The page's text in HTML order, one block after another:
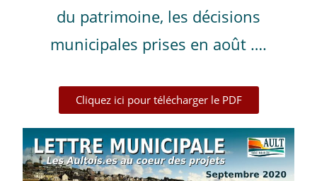
du patrimoine, les décisions
municipales prises en août ….
Cliquez ici pour télécharger le PDF